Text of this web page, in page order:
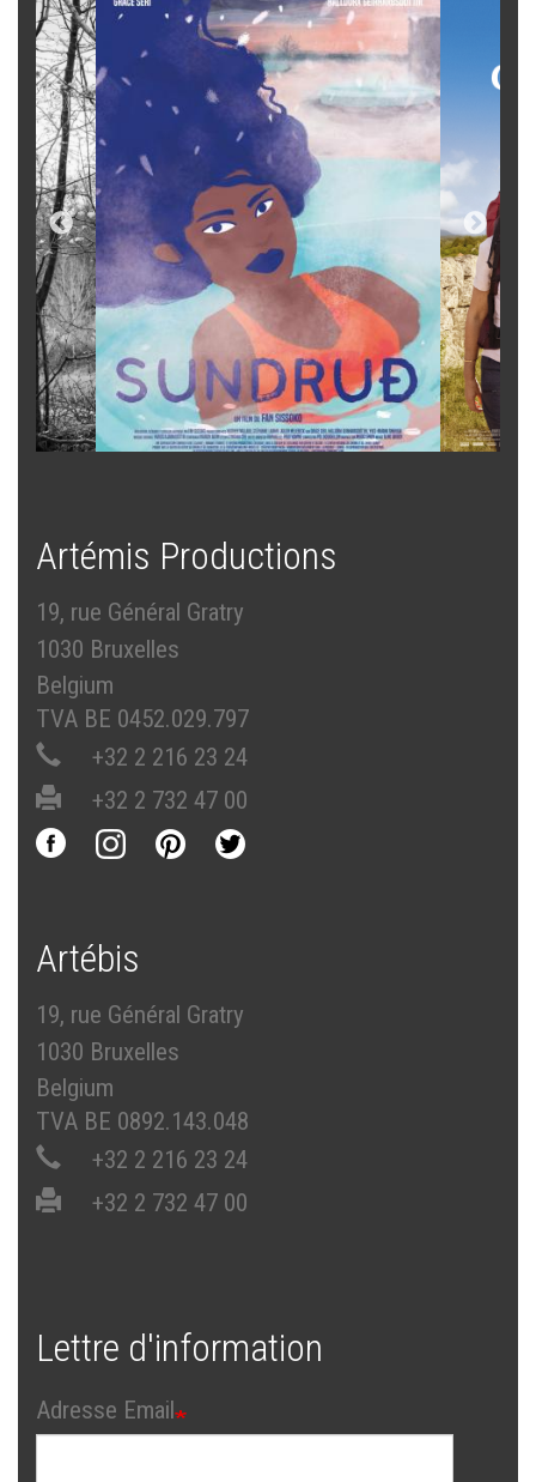
Artémis Productions
19, rue Général Gratry
1030 Bruxelles
Belgium
TVA BE 0452.029.797
+32 2 216 23 24
+32 2 732 47 00
Artébis
19, rue Général Gratry
1030 Bruxelles
Belgium
TVA BE 0892.143.048
+32 2 216 23 24
+32 2 732 47 00
Lettre d'information
Adresse Email